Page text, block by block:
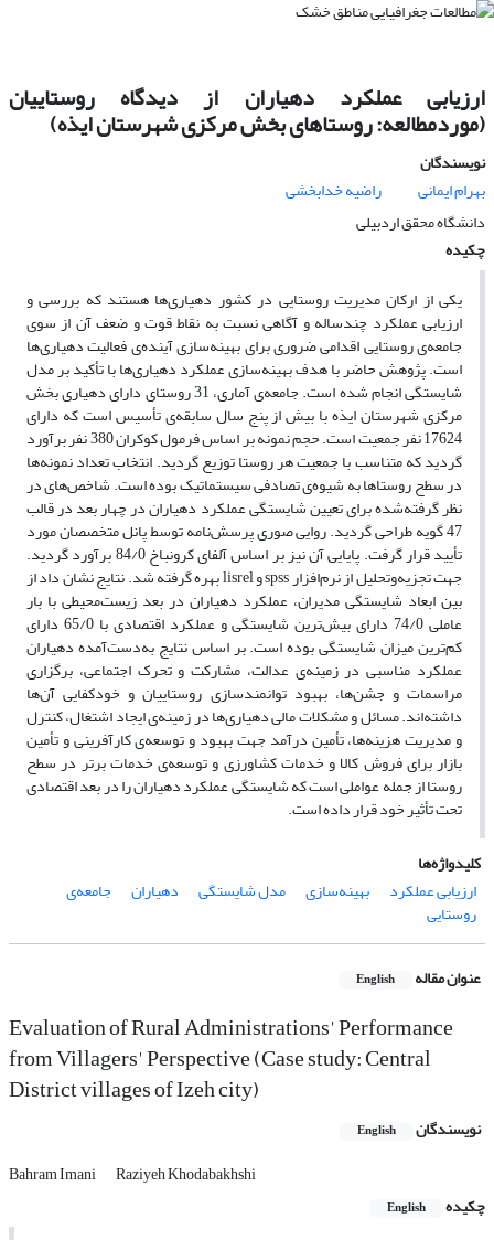
ارزیابی عملکرد دهیاران از دیدگاه روستاییان
(موردمطالعه: روستاهای بخش مرکزی شهرستان ایذه)
نویسندگان
بهرام ایمانی
راضیه خدابخشی
دانشگاه محقق اردبیلی
چکیده
یکی از ارکان مدیریت روستایی در کشور دهیاری‌ها هستند که بررسی و
ارزیابی عملکرد چندساله و آگاهی نسبت به نقاط قوت و ضعف آن از سوی
جامعه‌ی روستایی اقدامی ضروری برای بهینه‌سازی آینده‌ی فعالیت دهیاری‌ها
است. پژوهش حاضر با هدف بهینه‌سازی عملکرد دهیاری‌ها با تأکید بر مدل
شایستگی انجام شده است. جامعه‌ی آماری، 31 روستای دارای دهیاری بخش
مرکزی شهرستان ایذه با بیش از پنج سال سابقه‌ی تأسیس است که دارای
17624 نفر جمعیت است. حجم نمونه بر اساس فرمول کوکران 380 نفر برآورد
گردید که متناسب با جمعیت هر روستا توزیع گردید. انتخاب تعداد نمونه‌ها
در سطح روستاها به شیوه‌ی تصادفی سیستماتیک بوده است. شاخص‌های در
نظر گرفته‌شده برای تعیین شایستگی عملکرد دهیاران در چهار بعد در قالب
47 گویه طراحی گردید. روایی صوری پرسش‌نامه توسط پانل متخصصان مورد
تأیید قرار گرفت. پایایی آن نیز بر اساس آلفای کرونباخ 84/0 برآورد گردید.
جهت تجزیه‌وتحلیل از نرم‌افزار spss و lisrel بهره گرفته شد. نتایج نشان‌ داد از
بین ابعاد شایستگی مدیران، عملکرد دهیاران در بعد زیست‌محیطی با بار
عاملی 74/0 دارای بیش‌ترین شایستگی و عملکرد اقتصادی با 65/0 دارای
کم‌ترین میزان شایستگی بوده است. بر اساس نتایج به‌دست‌آمده دهیاران
عملکرد مناسبی در زمینه‌ی عدالت، مشارکت و تحرک اجتماعی، برگزاری
مراسمات و جشن‌ها، بهبود توانمندسازی روستاییان و خودکفایی آن‌ها
داشته‌اند. مسائل و مشکلات مالی دهیاری‌ها در زمینه‌ی ایجاد اشتغال، کنترل
و مدیریت هزینه‌ها، تأمین درآمد جهت بهبود و توسعه‌ی کارآفرینی و تأمین
بازار برای فروش کالا و خدمات کشاورزی و توسعه‌ی خدمات برتر در سطح
روستا از جمله عواملی است که شایستگی عملکرد دهیاران را در بعد اقتصادی
تحت تأثیر خود قرار داده است.
کلیدواژه‌ها
ارزیابی عملکرد
بهینه‌سازی مدل شایستگی دهیاران جامعه‌ی
روستایی
عنوان مقاله English
Evaluation of Rural Administrations' Performance
from Villagers' Perspective (Case study: Central
District villages of Izeh city)
نویسندگان English
Bahram Imani
Raziyeh Khodabakhshi
چکیده
English